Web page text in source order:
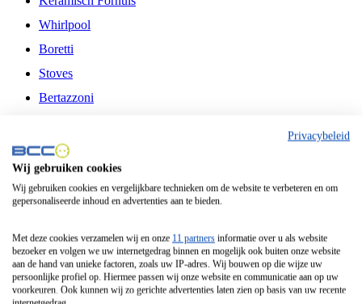
Whirlpool
Boretti
Stoves
Bertazzoni
Fitelli
Airfryer
Frituurpan
Contactgrill
Broodbakmachine
Broodrooster
Privacybeleid
Wij gebruiken cookies
Wij gebruiken cookies en vergelijkbare technieken om de website te verbeteren en om
gepersonaliseerde inhoud en advertenties aan te bieden.
Met deze cookies verzamelen wij en onze 11 partners informatie over u als website
bezoeker en volgen we uw internetgedrag binnen en mogelijk ook buiten onze website
aan de hand van unieke factoren, zoals uw IP-adres. Wij bouwen op die wijze uw
persoonlijke profiel op. Hiermee passen wij onze website en communicatie aan op uw
voorkeuren. Ook kunnen wij zo gerichte advertenties laten zien op basis van uw recente